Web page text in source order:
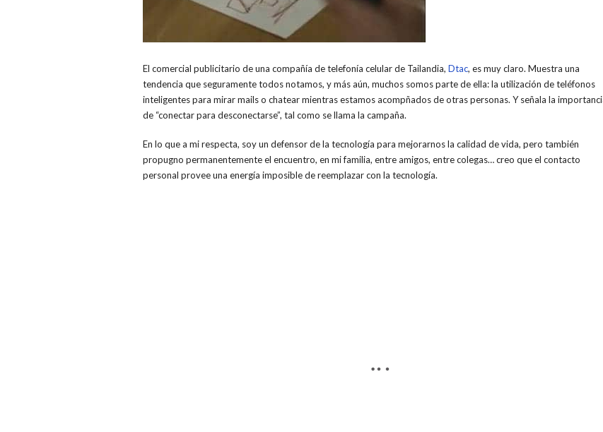
El comercial publicitario de una compañía de telefonía celular de Tailandia, Dtac, es muy claro. Muestra una
tendencia que seguramente todos notamos, y más aún, muchos somos parte de ella: la utilización de teléfonos
inteligentes para mirar mails o chatear mientras estamos acompñados de otras personas. Y señala la
de “conectar para desconectarse”, tal como se llama la campaña.
En lo que a mi respecta, soy un defensor de la tecnología para mejorarnos la calidad de vida, pero también
propugno permanentemente el encuentro, en mi familia, entre amigos, entre colegas… creo que el contacto
personal provee una energía imposible de reemplazar con la tecnología.